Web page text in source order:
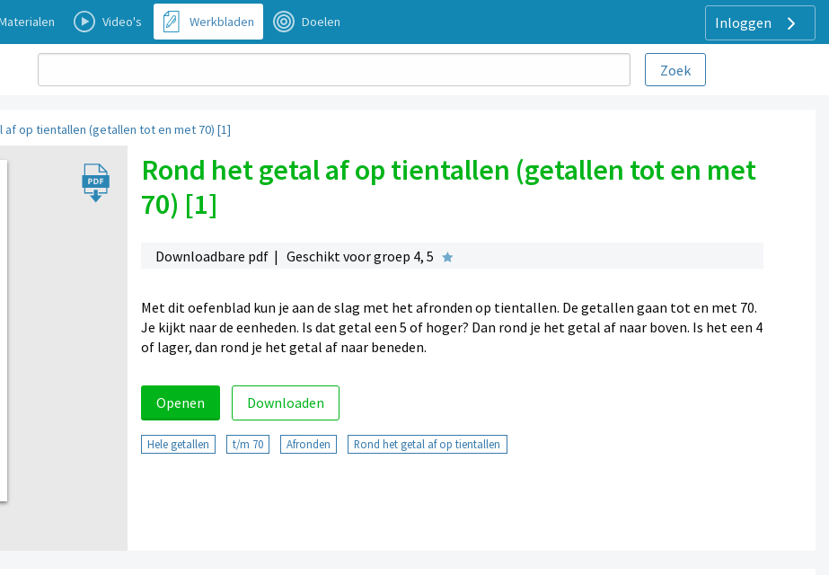
Inloggen
Video's Werkbladen Doelen
af op tientallen (getallen tot en met 70) [1]
Rond het getal af op tientallen (getallen tot en met
70) [1]
Downloadbare pdf | Geschikt voor groep 4, 5
Met dit oefenblad kun je aan de slag met het afronden op tientallen. De getallen gaan tot en met 70.
Je kijkt naar de eenheden. Is dat getal een 5 of hoger? Dan rond je het getal af naar boven. Is het een 4
of lager, dan rond je het getal af naar beneden.
Openen Downloaden
Hele getallen t/m 70 Afronden Rond het getal af op tientallen